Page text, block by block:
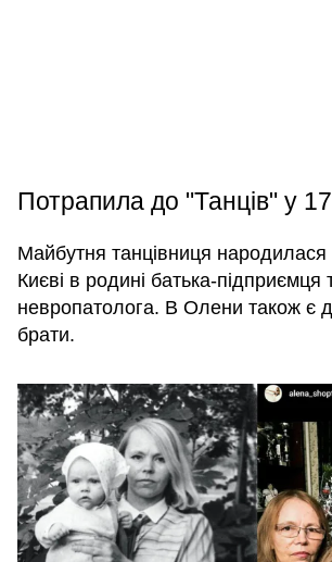
Потрапила до "Танців" у 17
Майбутня танцівниця народилася
Києві в родині батька-підприємця
невропатолога. В Олени також є
брати.